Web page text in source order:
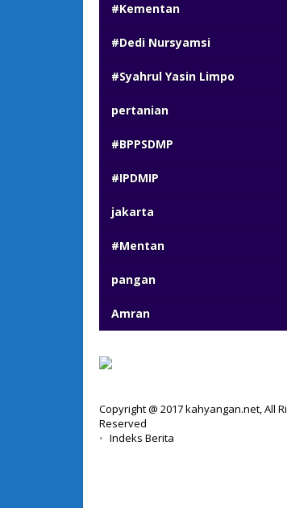
#Kementan
#Dedi Nursyamsi
#Syahrul Yasin Limpo
pertanian
#BPPSDMP
#IPDMIP
jakarta
#Mentan
pangan
Amran
Copyright @ 2017 kahyangan.net, All
Reserved
Indeks Berita